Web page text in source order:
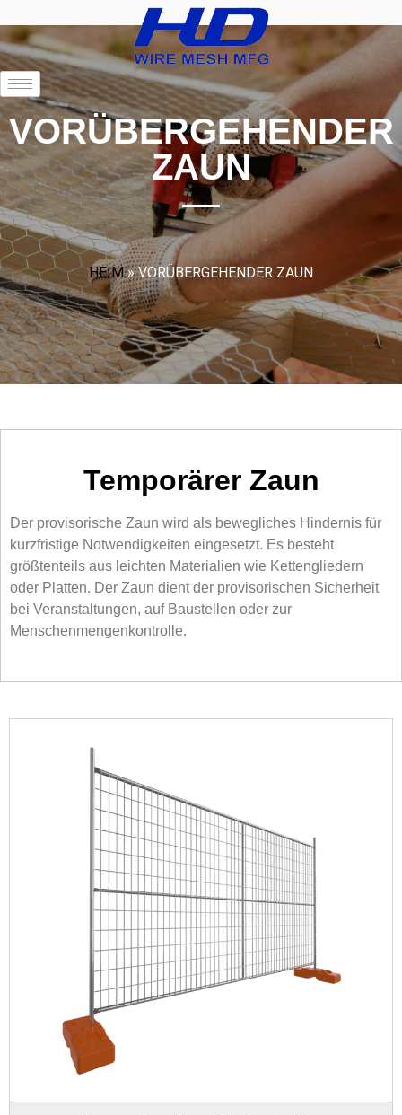
VORÜBERGEHENDER
ZAUN
HEIM»VORÜBERGEHENDER ZAUN
Temporärer Zaun
Der provisorische Zaun wird als bewegliches Hindernis für
kurzfristige Notwendigkeiten eingesetzt. Es besteht
größtenteils aus leichten Materialien wie Kettengliedern
oder Platten. Der Zaun dient der provisorischen Sicherheit
bei Veranstaltungen, auf Baustellen oder zur
Menschenmengenkontrolle.